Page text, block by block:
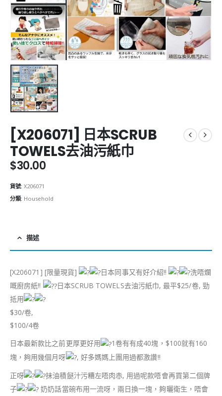
[X206071] 日本SCRUB
TOWELS去油污紙巾
$30.00
貨號: X206071
分類: Household
描述
[X206071] [限量現貨] 日本同事又有好介紹!!
洗唔爛
嘅廚房紙!!
日本SCRUB TOWELS去油污紙巾, 最平$25/卷, 勁
抵用
$30/卷,
$100/4卷
日本最新款比之前更厚更好用
1卷有有成40塊，$100就有160
塊，夠用幾個月呀
, 好多媽媽上團用過都激讚!!
正呀
抺油積餸汁污糟左唔肉赤, 用過呢款唔會再買第二個牌
子
奶奶話當碗布用一流呀，兩日換一塊，夠曬衛生，唔會